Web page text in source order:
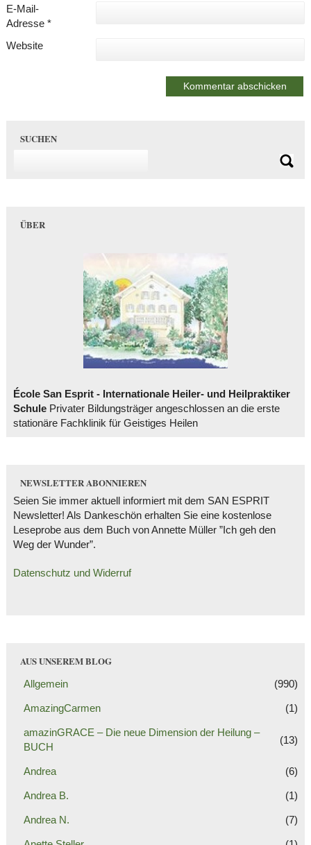
E-Mail-
Adresse *
Website
SUCHEN
ÜBER
École San Esprit - Internationale Heiler- und Heilpraktiker
SchulePrivater Bildungsträger angeschlossen an die erste
stationäre Fachklinik für Geistiges Heilen
NEWSLETTER ABONNIEREN
Seien Sie immer aktuell informiert mit dem SAN ESPRIT
Newsletter! Als Dankeschön erhalten Sie eine kostenlose
Leseprobe aus dem Buch von Annette Müller ”Ich geh den
Weg der Wunder”.
Datenschutz und Widerruf
AUS UNSEREM BLOG
Allgemein (990)
AmazingCarmen (1)
amazinGRACE – Die neue Dimension der Heilung –
BUCH
(13)
Andrea (6)
Andrea B. (1)
Andrea N. (7)